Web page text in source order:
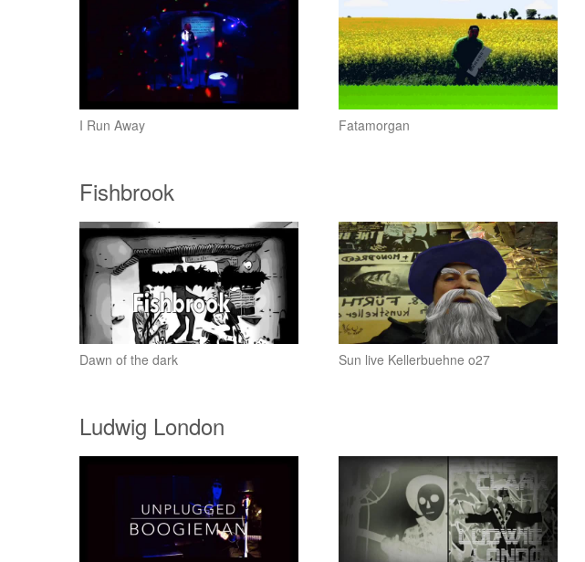
I Run Away Fatamorgan
Fishbrook
Dawn of the dark Sun live Kellerbuehne o27
Ludwig London